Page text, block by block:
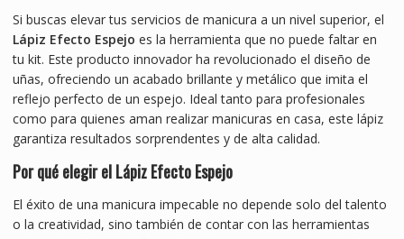
Si buscas elevar tus servicios de manicura a un nivel superior, el
Lápiz Efecto Espejo es la herramienta que no puede faltar en
tu kit. Este producto innovador ha revolucionado el diseño de
uñas, ofreciendo un acabado brillante y metálico que imita el
reflejo perfecto de un espejo. Ideal tanto para profesionales
como para quienes aman realizar manicuras en casa, este lápiz
garantiza resultados sorprendentes y de alta calidad.
Por qué elegir el Lápiz Efecto Espejo
El éxito de una manicura impecable no depende solo del talento
o la creatividad, sino también de contar con las herramientas